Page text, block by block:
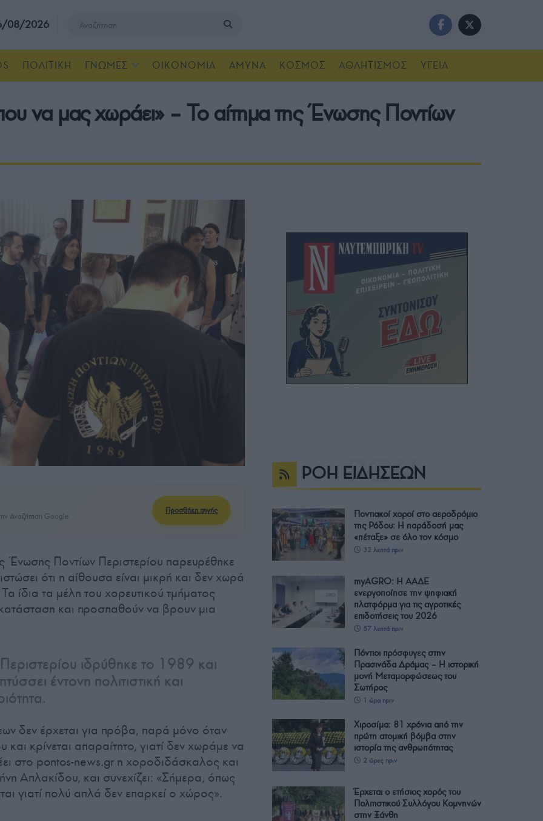
08/2026
ΠΟΛΙΤΙΚΗ ΓΝΩΜΕΣ ΟΙΚΟΝΟΜΙΑ ΑΜΥΝΑ ΚΟΣΜΟΣ ΑΘΛΗΤΙΣΜΟΣ ΥΓΕΙΑ
να μας χωράει» – Το αίτημα της Ένωσης Ποντίων
Αναζήτηση Google
Προσθήκη πηγής
Ένωσης Ποντίων Περιστερίου παρευρέθηκε
ότι η αίθουσα είναι μικρή και δεν χωρά
ίδια τα μέλη του χορευτικού τμήματος
και προσπαθούν να βρουν μια
ιδρύθηκε το 1989 και
έντονη πολιτιστική και
δεν έρχεται για πρόβα, παρά μόνο όταν
κρίνεται απαραίτητο, γιατί δεν χωράμε να
στο pontos-news.gr η χοροδιδάσκαλος και
Απλακίδου, και συνεχίζει: «Σήμερα, όπως
γιατί πολύ απλά δεν επαρκεί ο χώρος».
ΡΟΗ ΕΙΔΗΣΕΩΝ
Ποντιακοί χοροί στο αεροδρόμιο
της Ρόδου: Η παράδοσή μας
«πέταξε» σε όλο τον κόσμο
32 λεπτά πριν
myAGRO: Η ΑΑΔΕ
ενεργοποίησε την ψηφιακή
πλατφόρμα για τις αγροτικές
επιδοτήσεις του 2026
57 λεπτά πριν
Πόντιοι πρόσφυγες στην
Πρασινάδα Δράμας – Η ιστορική
μονή Μεταμορφώσεως του
Σωτήρος
1 ώρα πριν
Χιροσίμα: 81 χρόνια από την
πρώτη ατομική βόμβα στην
ιστορία της ανθρωπότητας
2 ώρες πριν
Έρχεται ο ετήσιος χορός του
Πολιτιστικού Συλλόγου Κομνηνών
στην Ξάνθη